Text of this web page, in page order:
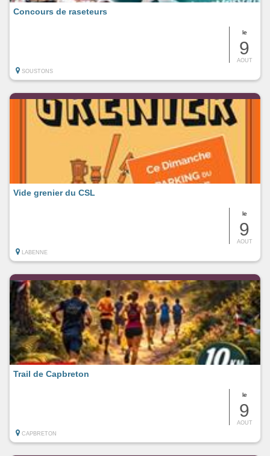
le
9
AOUT
Concours de raseteurs
SOUSTONS
le
9
AOUT
Vide grenier du CSL
LABENNE
le
9
AOUT
Trail de Capbreton
CAPBRETON